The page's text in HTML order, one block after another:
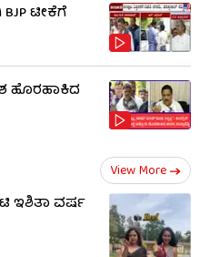
ಟೀಕೆಗೆ
ಹೊರಹಾಕಿದ
View More
ಇಶಿತಾ ವರ್ಷ